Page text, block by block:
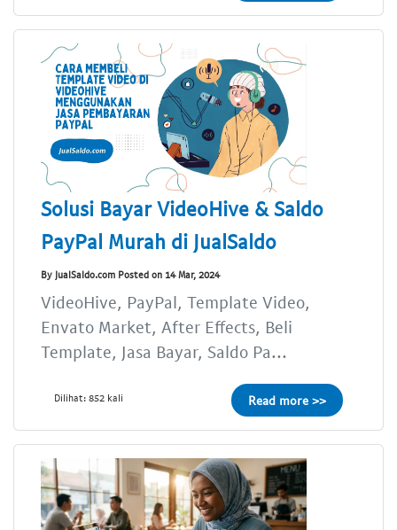
Solusi Bayar VideoHive & Saldo
PayPal Murah di JualSaldo
By JualSaldo.com Posted on 14 Mar, 2024
VideoHive, PayPal, Template Video,
Envato Market, After Effects, Beli
Template, Jasa Bayar, Saldo Pa...
Dilihat: 852 kali Read more >>